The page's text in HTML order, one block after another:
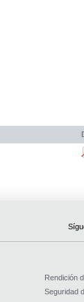
Rendición
Seguridad